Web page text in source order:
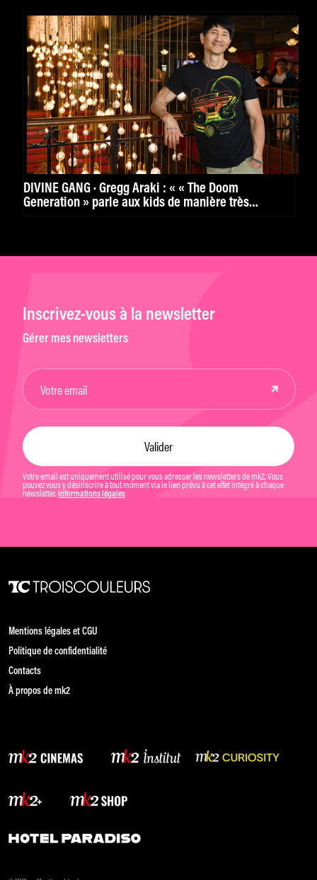
DIVINE GANG · Gregg Araki : « « The Doom
Generation » parle aux kids de manière très
Inscrivez-vous à la newsletter
Gérer mes newsletters
Votre email est uniquement utilisé pour vous adresser les newsletters de mk2. Vous
pouvez vous y désinscrire à tout moment via le lien prévu à cet effet intégré à chaque
newsletter. Informations légales
Mentions légales et CGU
Politique de confidentialité
Contacts
À propos de mk2